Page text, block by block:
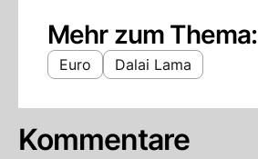
Mehr zum Thema:
Euro Dalai Lama
Kommentare